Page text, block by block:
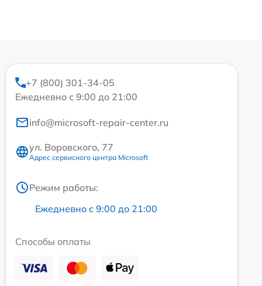
+7 (800) 301-34-05
Ежедневно с 9:00 до 21:00
info@microsoft-repair-center.ru
ул. Воровского, 77
Адрес сервисного центра Microsoft
Режим работы:
Ежедневно с 9:00 до 21:00
Способы оплаты